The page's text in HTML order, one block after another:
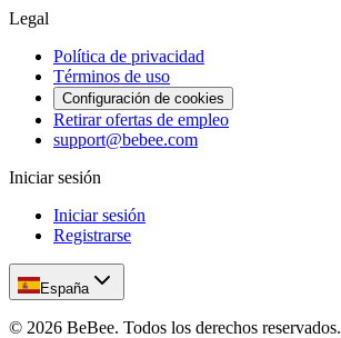
Legal
Política de privacidad
Términos de uso
Configuración de cookies
Retirar ofertas de empleo
support@bebee.com
Iniciar sesión
Iniciar sesión
Registrarse
España
© 2026 BeBee. Todos los derechos reservados.